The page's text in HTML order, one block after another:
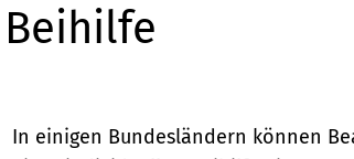
In einigen Bundesländern können